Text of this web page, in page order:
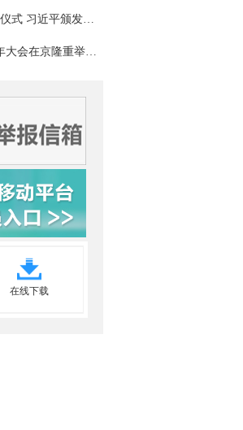
中央军委举行晋升上将军衔仪式 习近平颁发命令状并向晋衔的军官表示祝贺
庆祝中国共产党成立105周年大会在京隆重举行 习近平发表重要讲话
在线下载